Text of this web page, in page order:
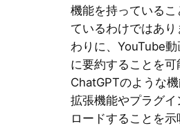
機能を持っているこ
ているわけではあ
わりに、YouTube
に要約することを可
ChatGPTのような
拡張機能やプラグイ
ロードすることを示